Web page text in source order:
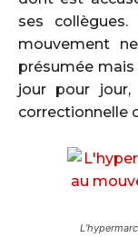
ses
mouvement
présumée mais
jour pour jour,
correctionnelle